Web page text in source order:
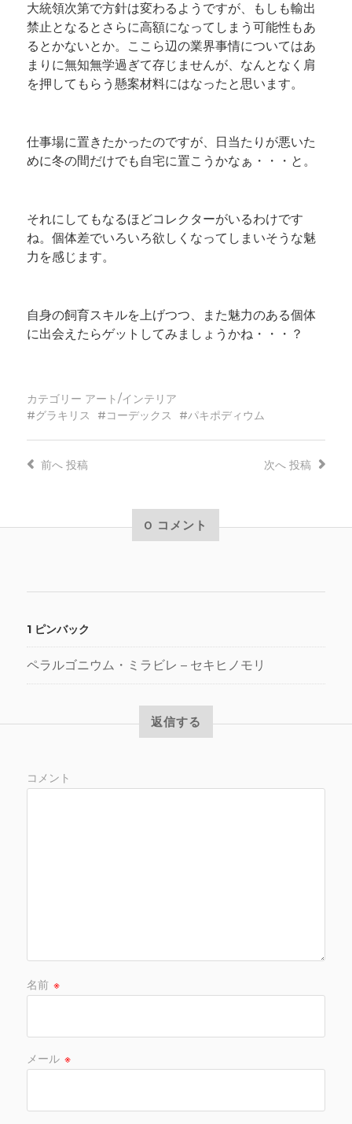
大統領次第で方針は変わるようですが、もしも輸出
禁止となるとさらに高額になってしまう可能性もあ
るとかないとか。ここら辺の業界事情についてはあ
まりに無知無学過ぎて存じませんが、なんとなく肩
を押してもらう懸案材料にはなったと思います。
仕事場に置きたかったのですが、日当たりが悪いた
めに冬の間だけでも自宅に置こうかなぁ・・・と。
それにしてもなるほどコレクターがいるわけです
ね。個体差でいろいろ欲しくなってしまいそうな魅
力を感じます。
自身の飼育スキルを上げつつ、また魅力のある個体
に出会えたらゲットしてみましょうかね・・・？
カテゴリー アート/インテリア
グラキリス
コーデックス パキポディウム
次へ 投稿
前へ投稿
0 コメント
1 ピンバック
ペラルゴニウム・ミラビレ – セキヒノモリ
返信する
コメント
名前 ※
メール ※